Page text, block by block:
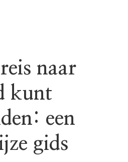
naar
kunt
een
gids